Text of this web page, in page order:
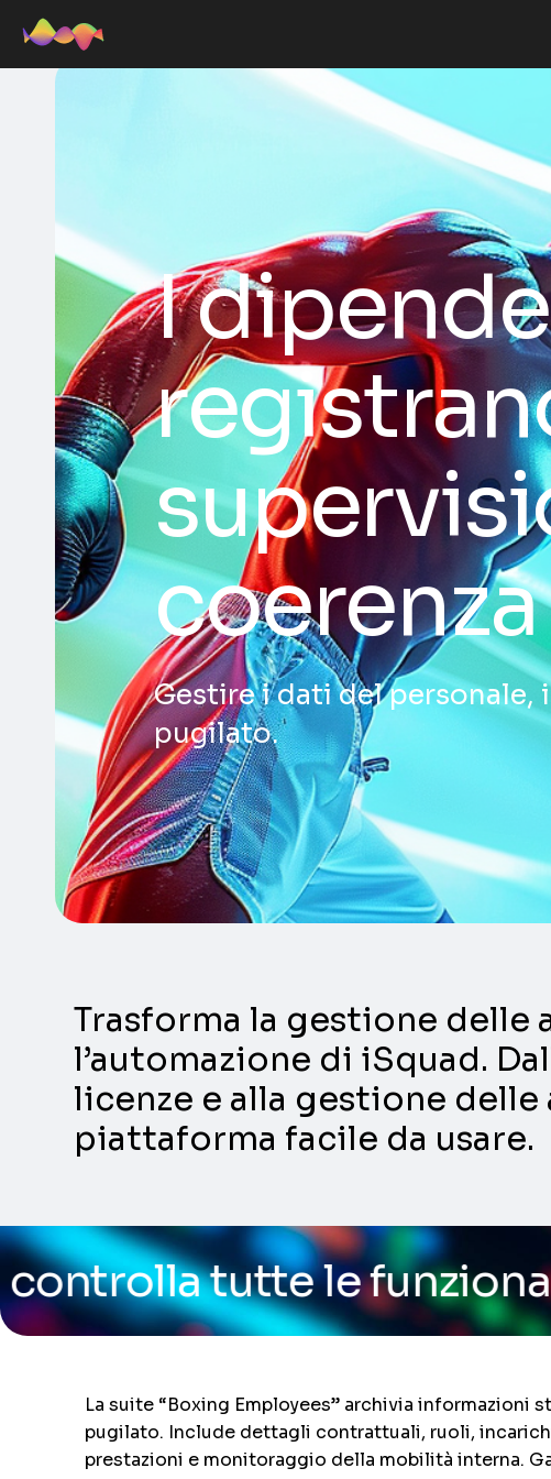
I
Gestire i dati del
pugilato.
Trasforma la gestione
l’automazione di iSquad.
licenze e alla gestione
piattaforma facile da usare.
le funzionalità della
La suite “Boxing Employees” archivia
pugilato. Include dettagli contrattuali, ruoli,
prestazioni e monitoraggio della mobilità interna.